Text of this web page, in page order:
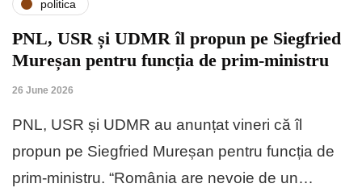
politica
PNL, USR și UDMR îl propun pe Siegfried
Mureșan pentru funcția de prim-ministru
26 June 2026
PNL, USR și UDMR au anunțat vineri că îl
propun pe Siegfried Mureșan pentru funcția de
prim-ministru. “România are nevoie de un…